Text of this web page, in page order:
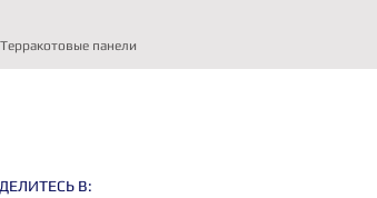
Терракотовые панели
В: